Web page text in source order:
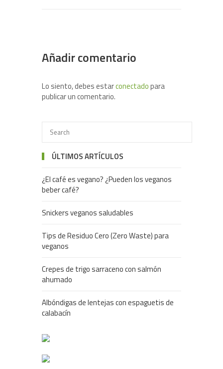
Añadir comentario
Lo siento, debes estarconectadopara
publicar un comentario.
ÚLTIMOS ARTÍCULOS
¿El café es vegano? ¿Pueden los veganos
beber café?
Snickers veganos saludables
Tips de Residuo Cero (Zero Waste) para
veganos
Crepes de trigo sarraceno con salmón
ahumado
Albóndigas de lentejas con espaguetis de
calabacín